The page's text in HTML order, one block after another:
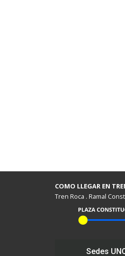
COMO LLEGAR EN
Tren Roca . Ramal